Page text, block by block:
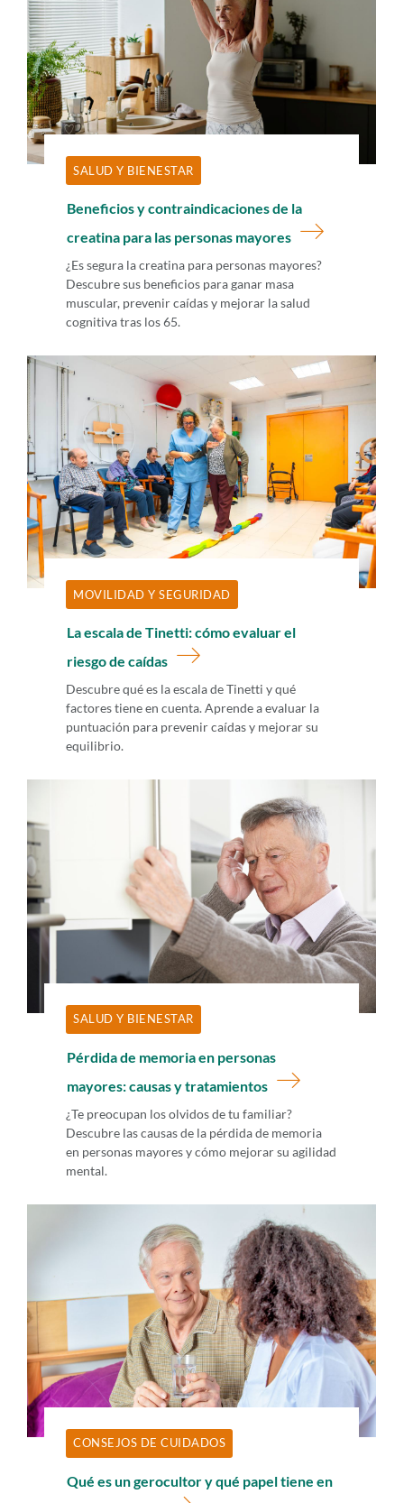
SALUD Y BIENESTAR
Beneficios y contraindicaciones de la
creatina para las personas mayores
¿Es segura la creatina para personas mayores?
Descubre sus beneficios para ganar masa
muscular, prevenir caídas y mejorar la salud
cognitiva tras los 65.
MOVILIDAD Y SEGURIDAD
La escala de Tinetti: cómo evaluar el
riesgo de caídas
Descubre qué es la escala de Tinetti y qué
factores tiene en cuenta. Aprende a evaluar la
puntuación para prevenir caídas y mejorar su
equilibrio.
SALUD Y BIENESTAR
Pérdida de memoria en personas
mayores: causas y tratamientos
¿Te preocupan los olvidos de tu familiar?
Descubre las causas de la pérdida de memoria
en personas mayores y cómo mejorar su agilidad
mental.
CONSEJOS DE CUIDADOS
Qué es un gerocultor y qué papel tiene en